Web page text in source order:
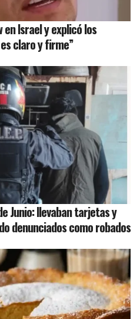
en Israel y explicó los
claro y firme”
Junio: llevaban tarjetas y
denunciados como robados